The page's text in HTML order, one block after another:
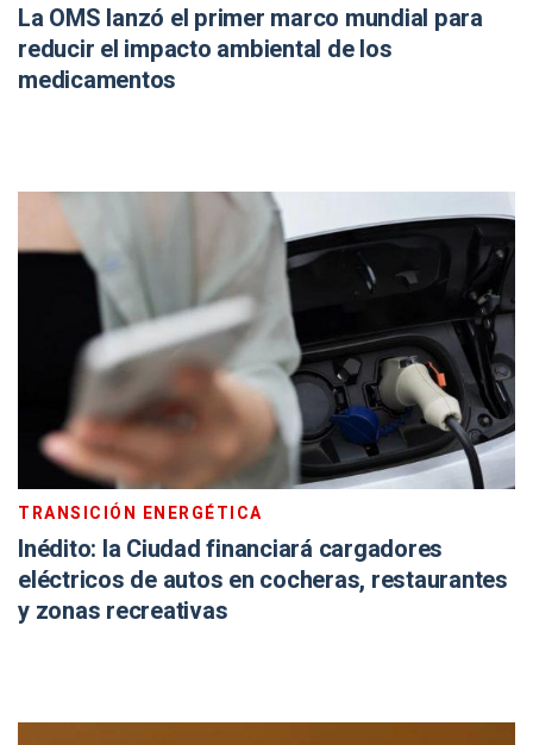
La OMS lanzó el primer marco mundial para
reducir el impacto ambiental de los
medicamentos
TRANSICIÓN ENERGÉTICA
Inédito: la Ciudad financiará cargadores
eléctricos de autos en cocheras, restaurantes
y zonas recreativas